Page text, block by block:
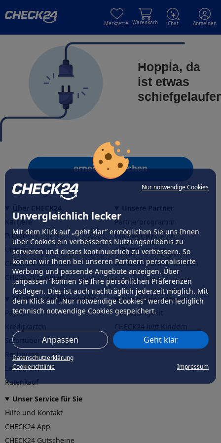
Nur notwendige Cookies
Unvergleichlich lecker
Mit dem Klick auf „geht klar” ermöglichen Sie uns Ihnen
über Cookies ein verbessertes Nutzungserlebnis zu
servieren und dieses kontinuierlich zu verbessern. So
können wir Ihnen bei unseren Partnern personalisierte
Werbung und passende Angebote anzeigen. Über
„anpassen” können Sie Ihre persönlichen Präferenzen
festlegen. Dies ist auch nachträglich jederzeit möglich. Mit
dem Klick auf „Nur notwendige Cookies” werden lediglich
technisch notwendige Cookies gespeichert.
Anpassen Geht klar
Datenschutzerklärung
Cookierichtlinie
Impressum
Merkzettel Warenkorb Chat Anmelden
Hoppla, da
ist etwas
erneut versuchen
Karriere
Presse
Unternehmen
CHECK24 Österreich
CHECK24 Spanien
Partnerprogramm
Profi werden
Affiliate werden
Werkstattpartner werden
CHECK24 Zahlungsarten
PayPal
Sofortüberweisung
Rechnung
Lastschrift
Ratenkauf
Unser Engagement
Nachhaltigkeit
CHECK24hilftder Natur
Unser Service für Sie
Hilfe und Kontakt
CHECK24 App
CHECK24 Gutscheine